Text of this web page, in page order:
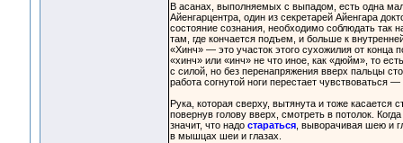
В асанах, выполняемых с выпадом, есть одна
Айенгарцентра, один из секретарей Айенгара
состояние сознания, необходимо соблюдать так
там, где кончается подъем, и больше к
«Хинч» — это участок этого сухожилия от конца
«хинч» или «инч» не что иное, как «дюйм», то
с силой, но без перенапряжения вверх пальцы
работа согнутой ноги перестает
Рука, которая сверху, вытянута и тоже
повернув голову вверх, смотреть в потолок.
значит, что надо стараться, выворачивая шею и
в мышцах шеи и глазах.